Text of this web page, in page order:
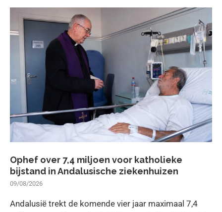
Ophef over 7,4 miljoen voor katholieke
bijstand in Andalusische ziekenhuizen
09/08/2026
Andalusië trekt de komende vier jaar maximaal 7,4